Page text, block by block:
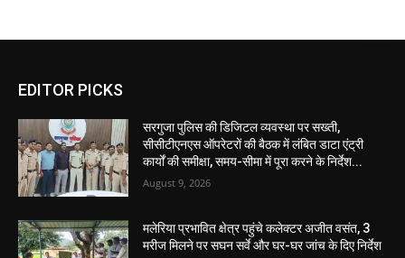
EDITOR PICKS
सरगुजा पुलिस की डिजिटल व्यवस्था पर सख्ती,
सीसीटीएनएस ऑपरेटरों की बैठक में लंबित डाटा एंट्री
कार्यों की समीक्षा, समय-सीमा में पूरा करने के निर्देश...
August 9, 2026
मलेरिया प्रभावित क्षेत्र पहुंचे कलेक्टर अजीत वसंत, 3
मरीज मिलने पर सघन सर्वे और घर-घर जांच के दिए निर्देश